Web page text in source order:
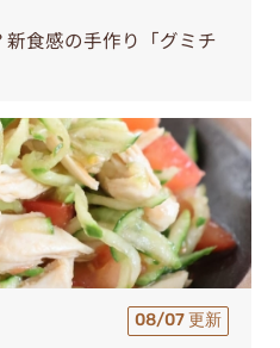
食感の手作り「グミチ
08/07 更新